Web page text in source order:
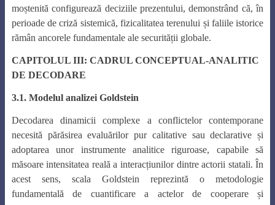
moștenită configurează deciziile prezentului, demonstrând că, în
perioade de criză sistemică, fizicalitatea terenului și faliile istorice
rămân ancorele fundamentale ale securității globale.
CAPITOLUL III: CADRUL CONCEPTUAL-ANALITIC
DE DECODARE
3.1. Modelul analizei Goldstein
Decodarea dinamicii complexe a conflictelor contemporane
necesită părăsirea evaluărilor pur calitative sau declarative și
adoptarea unor instrumente analitice riguroase, capabile să
măsoare intensitatea reală a interacțiunilor dintre actorii statali. În
acest sens, scala Goldstein reprezintă o metodologie
fundamentală de cuantificare a actelor de cooperare și